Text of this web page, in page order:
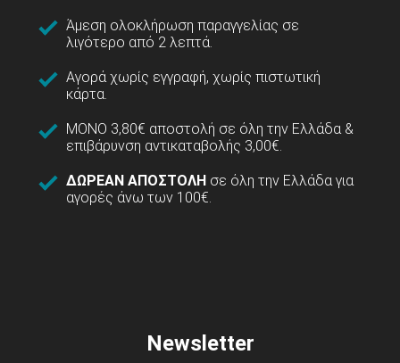
Άμεση ολοκλήρωση παραγγελίας σε
λιγότερο από 2 λεπτά.
Αγορά χωρίς εγγραφή, χωρίς πιστωτική
κάρτα.
ΜΟΝΟ 3,80€ αποστολή σε όλη την Ελλάδα &
επιβάρυνση αντικαταβολής 3,00€.
ΔΩΡΕΑΝ ΑΠΟΣΤΟΛΗ σε όλη την Ελλάδα για
αγορές άνω των 100€.
Newsletter